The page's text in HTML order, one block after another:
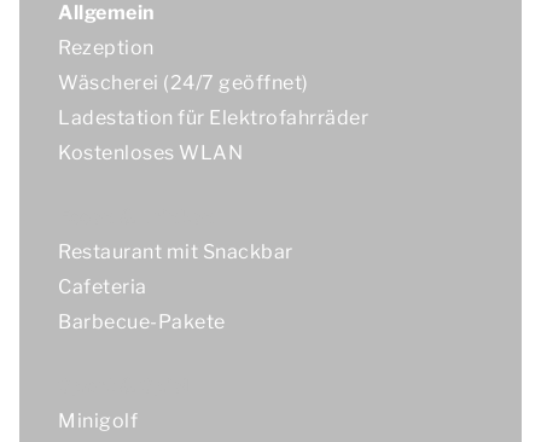
Allgemein
Rezeption
Wäscherei (24/7 geöffnet)
Ladestation für Elektrofahrräder
Kostenloses WLAN
Restaurant mit Snackbar
Cafeteria
Barbecue-Pakete
Minigolf